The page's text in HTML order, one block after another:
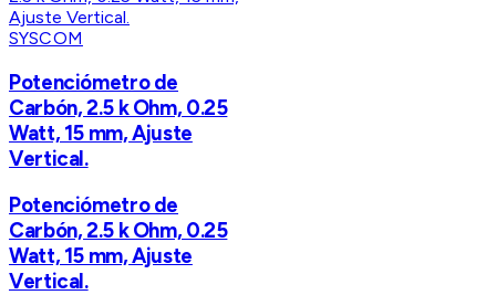
SYSCOM
Potenciómetro de
Carbón, 2.5 k Ohm, 0.25
Watt, 15 mm, Ajuste
Vertical.
Potenciómetro de
Carbón, 2.5 k Ohm, 0.25
Watt, 15 mm, Ajuste
Vertical.